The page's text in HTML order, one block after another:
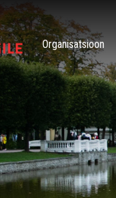
Organisatsioon